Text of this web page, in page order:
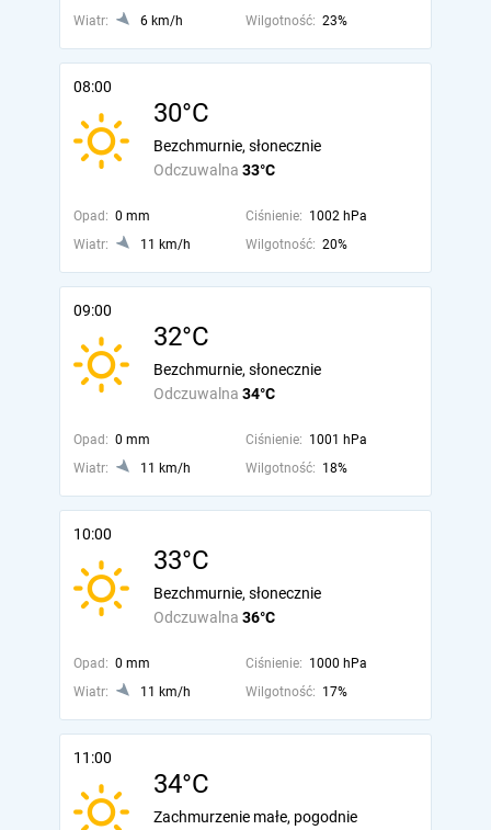
Wiatr: 6 km/h Wilgotność: 23%
08:00
30°C
Odczuwalna 33°C
Bezchmurnie, słonecznie
Opad: 0 mm Ciśnienie: 1002 hPa
Wiatr:
11 km/h Wilgotność: 20%
09:00
32°C
Odczuwalna 34°C
Bezchmurnie, słonecznie
Opad: 0 mm Ciśnienie: 1001 hPa
Wiatr:
11 km/h Wilgotność: 18%
10:00
33°C
Odczuwalna 36°C
Bezchmurnie, słonecznie
Opad: 0 mm Ciśnienie: 1000 hPa
Wiatr:
11 km/h Wilgotność: 17%
11:00
34°C
Zachmurzenie małe, pogodnie